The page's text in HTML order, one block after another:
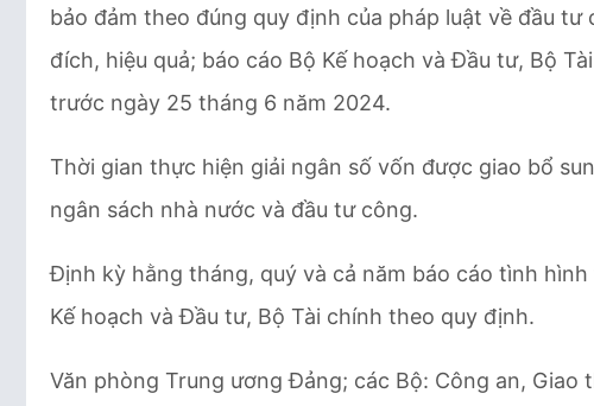
bảo đảm theo đúng quy định của pháp luật về đầu
đích, hiệu quả; báo cáo Bộ Kế hoạch và Đầu tư, Bộ
trước ngày 25 tháng 6 năm 2024.
Thời gian thực hiện giải ngân số vốn được giao bổ
ngân sách nhà nước và đầu tư công.
Định kỳ hằng tháng, quý và cả năm báo cáo tình
Kế hoạch và Đầu tư, Bộ Tài chính theo quy định.
Văn phòng Trung ương Đảng; các Bộ: Công an,